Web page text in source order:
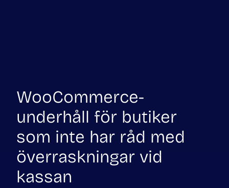
WooCommerce-
underhåll för butiker
som inte har råd med
överraskningar vid
kassan